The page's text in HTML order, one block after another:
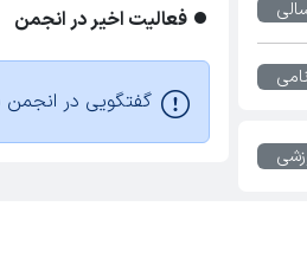
فعالیت اخیر در انجمن
گفتگویی در انجمن